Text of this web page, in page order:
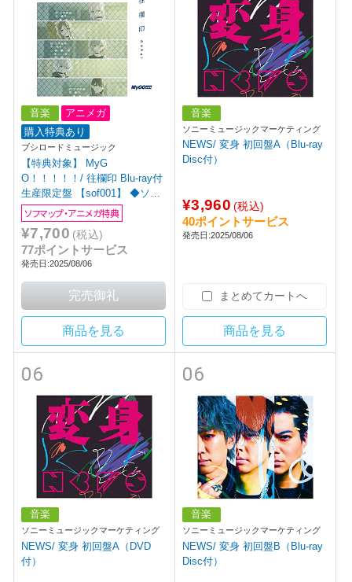
音楽
アニメガ
購入特典あり
ブシロードミュージック
【特典対象】 MyG
O！！！！！/ 往欄印 Blu-ray付
生産限定盤 【sof001】 ◆ソフ
マップ・アニメガ特典「アクリ
ルコースター・アクリルパネ
ル」
ソフマップ・アニメガ特典
¥7,700 (税込)
77ポイントサービス
発売日:2025/08/06
商品を見る
音楽
ソニーミュージックマーケティング
NEWS/ 変身 初回盤A（Blu-ray
Disc付）
¥3,960 (税込)
40ポイントサービス
発売日:2025/08/06
まとめてカートへ
商品を見る
06
音楽
ソニーミュージックマーケティング
NEWS/ 変身 初回盤A（DVD
付）
06
音楽
ソニーミュージックマーケティング
NEWS/ 変身 初回盤B（Blu-ray
Disc付）